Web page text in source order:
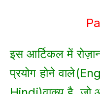
इस आर्टिकल में
प्रयोग होने